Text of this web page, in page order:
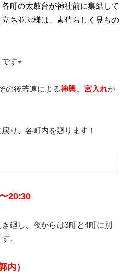
各町の太鼓台が神社前に集結して
ち並ぶ様は、素晴らしく見もの
す⭐︎
の後若連による神輿、宮入れが
り、各町内を廻ります！
20:30
廻し、夜からは3町と4町に別
。
内）